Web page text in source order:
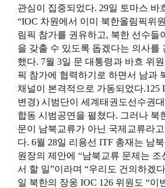
관심이 집중되었다. 29일 토마스 바
“IOC 차원에서 이미 북한올림픽위
림픽 참가를 권유하고, 북한 선수들
을 갖출 수 있도록 돕겠다는 의사를
했다. 7월 3일 문 대통령과 바흐 위
픽 참가에 협력하기로 하면서 남과
채널이 본격적으로 가동되었다.125
변경) 시범단이 세계태권도선수권
합동 시범공연을 펼쳤다. 그러나 북
문이 남북교류가 아닌 국제교류라
다. 6월 28일 리용선 ITF 총재는 남
원장의 제안에 “남북교류 문제는 조
서 할 일”이라며 “우리도 건의하겠
일 북한의 장웅 IOC 126 위원도 “이